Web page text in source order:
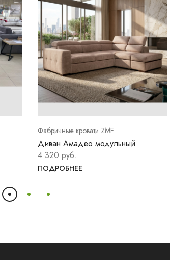
Фабричные кровати ZMF
Диван Амадео модульный
4 320 руб.
ПОДРОБНЕЕ